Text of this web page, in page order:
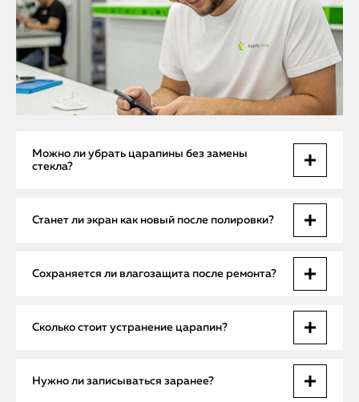
Можно ли убрать царапины без замены
стекла?
Да, если повреждения не затронули дисплейную матрицу.
Мы выполняем полировку, которая восстанавливает
Станет ли экран как новый после полировки?
При неглубоких царапинах — да, визуально экран будет
выглядеть как новый. Глубокие повреждения требуют
Сохраняется ли влагозащита после ремонта?
корпус по заводским стандартам Apple. Устройство
Сколько стоит устранение царапин?
Полировка начинается от 1 500 ₽. Замена стекла — от 9
900 ₽ в зависимости от степени повреждений. Выезд
Нужно ли записываться заранее?